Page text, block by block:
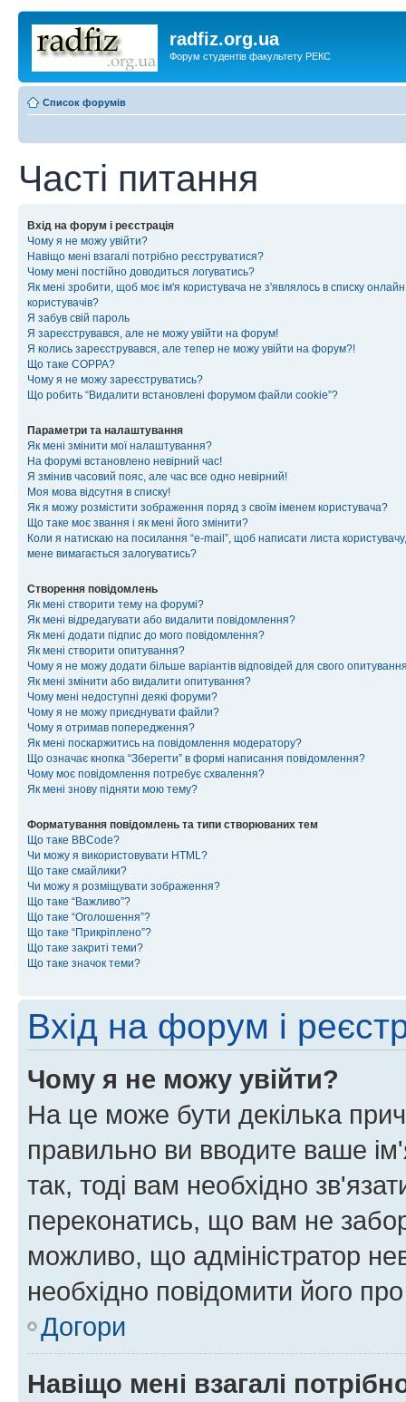
radfiz.org.ua
Форум студентів факультету РЕКС
Список форумів
Часті питання
Вхід на форум і реєстрація
Чому я не можу увійти?
Навіщо мені взагалі потрібно реєструватися?
Чому мені постійно доводиться логуватись?
Як мені зробити, щоб моє ім'я користувача не з'являлось в списку онлайн
користувачів?
Я забув свій пароль
Я зареєструвався, але не можу увійти на форум!
Я колись зареєструвався, але тепер не можу увійти на форум?!
Що таке COPPA?
Чому я не можу зареєструватись?
Що робить “Видалити встановлені форумом файли cookie”?
Параметри та налаштування
Як мені змінити мої налаштування?
На форумі встановлено невірний час!
Я змінив часовий пояс, але час все одно невірний!
Моя мова відсутня в списку!
Як я можу розмістити зображення поряд з своїм іменем користувача?
Що таке моє звання і як мені його змінити?
Коли я натискаю на посилання “e-mail”, щоб написати листа користувачу,
мене вимагається залогуватись?
Створення повідомлень
Як мені створити тему на форумі?
Як мені відредагувати або видалити повідомлення?
Як мені додати підпис до мого повідомлення?
Як мені створити опитування?
Чому я не можу додати більше варіантів відповідей для свого
Як мені змінити або видалити опитування?
Чому мені недоступні деякі форуми?
Чому я не можу приєднувати файли?
Чому я отримав попередження?
Як мені поскаржитись на повідомлення модератору?
Що означає кнопка “Зберегти” в формі написання повідомлення?
Чому моє повідомлення потребує схвалення?
Як мені знову підняти мою тему?
Форматування повідомлень та типи створюваних тем
Що таке BBCode?
Чи можу я використовувати HTML?
Що таке смайлики?
Чи можу я розміщувати зображення?
Що таке “Важливо”?
Що таке “Оголошення”?
Що таке “Прикріплено”?
Що таке закриті теми?
Що таке значок теми?
Вхід на форум і
Чому я не можу увійти?
На це може бути декілька
правильно ви вводите ваше
так, тоді вам необхідно
переконатись, що вам не
можливо, що адміністратор
необхідно повідомити його
Догори
Навіщо мені взагалі